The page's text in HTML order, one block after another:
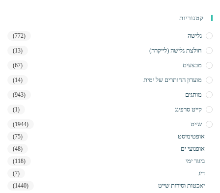
קטגוריות
גלישה (772)
חולצת גלישה (לייקרה) (13)
מבצעים (67)
מועדון החותרים של ימית (14)
מותגים (943)
קייט סרפינג (1)
שייט (1944)
אופטימיסט (75)
אופנועי ים (48)
ביגוד ימי (118)
דיג (7)
יאכטות וסירות שייט (1440)